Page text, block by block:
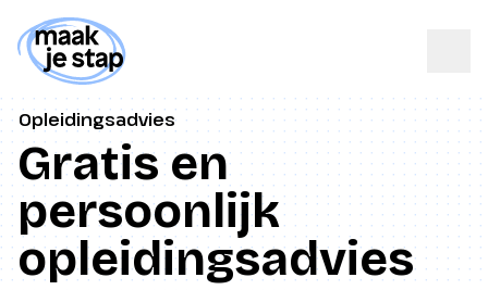
Opleidingsadvies
Gratis en
persoonlijk
opleidingsadvies